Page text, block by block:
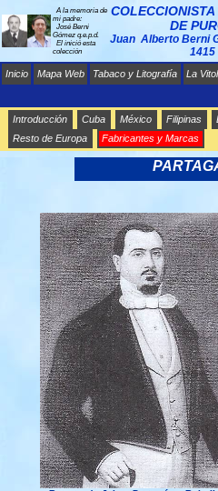
A la memoria de
mi padre:
José Berni
Gómez q.e.p.d.
El inició esta
colección
DE
Juan Alberto Berni
1415
Inicio Mapa Web Tabaco y Litografía La
Introducción Cuba México Filipinas
Resto de Europa
Fabricantes y Marcas
GRANDES